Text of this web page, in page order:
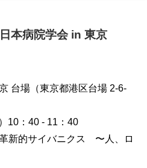
本病院学会 in 東京
台場（東京都港区台場 2-6-
10：40 - 11：40
新的サイバニクス 〜人、ロ